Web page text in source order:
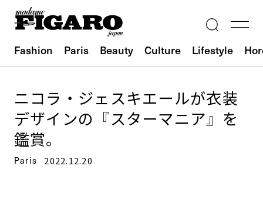
Fashion Paris Beauty Culture Lifestyle
ニコラ・ジェスキエールが衣装
デザインの『スターマニア』を
鑑賞。
Paris 2022.12.20